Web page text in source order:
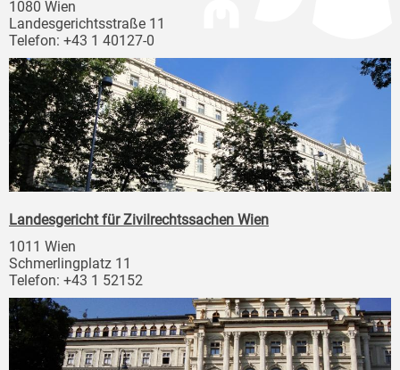
1080 Wien
Landesgerichtsstraße 11
Telefon: +43 1 40127-0
Landesgericht für Zivilrechtssachen Wien
1011 Wien
Schmerlingplatz 11
Telefon: +43 1 52152